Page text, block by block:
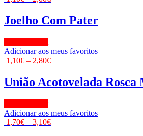
Joelho Com Pater
Adicionar aos meus favoritos
1,10€ – 2,80€
União Acotovelada Rosca
Adicionar aos meus favoritos
1,70€ – 3,10€